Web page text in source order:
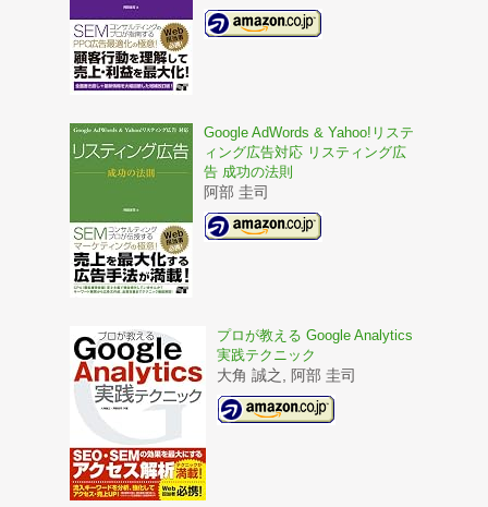
Google AdWords & Yahoo!リステ
ィング広告対応 リスティング広
告 成功の法則
阿部 圭司
プロが教える Google Analytics
実践テクニック
大角 誠之, 阿部 圭司